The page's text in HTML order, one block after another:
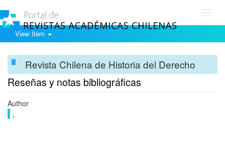
View Item
Revista Chilena de Historia del Derecho
Reseñas y notas bibliográficas
Author
,